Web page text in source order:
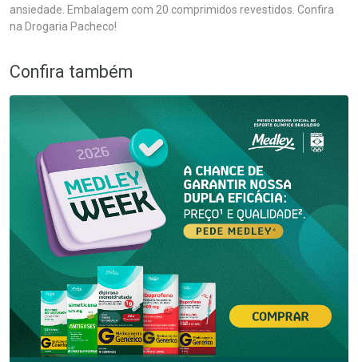
ansiedade. Embalagem com 20 comprimidos revestidos. Confira
na Drogaria Pacheco!
Confira também